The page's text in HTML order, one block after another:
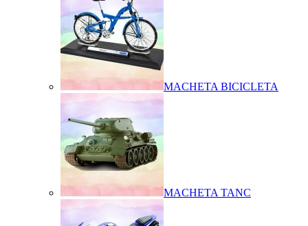
MACHETA BICICLETA
MACHETA TANC